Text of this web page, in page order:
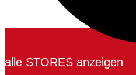
alle STORES anzeigen